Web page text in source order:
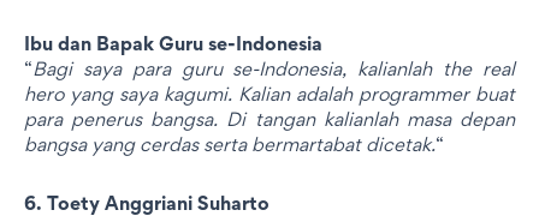
Ibu dan Bapak Guru se-Indonesia
“Bagi saya para guru se-Indonesia, kalianlah the real
hero yang saya kagumi. Kalian adalah programmer buat
para penerus bangsa. Di tangan kalianlah masa depan
bangsa yang cerdas serta bermartabat dicetak.“
6. Toety Anggriani Suharto